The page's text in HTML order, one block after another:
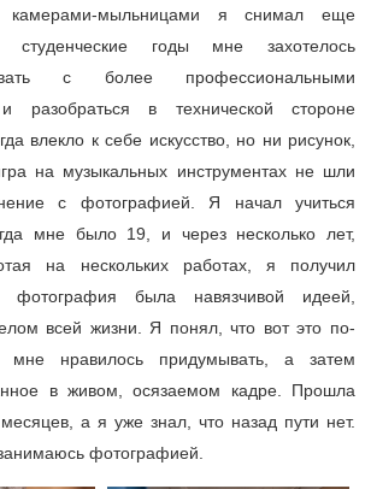
камерами-мыльницами я снимал еще
годы мне захотелось
с более профессиональными
разобраться в технической стороне
влекло к себе искусство, но ни рисунок,
на музыкальных инструментах не шли
с фотографией. Я начал учиться
мне было 19, и через несколько лет,
на нескольких работах, я получил
фотография была навязчивой идеей,
всей жизни. Я понял, что вот это по-
мне нравилось придумывать, а затем
в живом, осязаемом кадре. Прошла
а я уже знал, что назад пути нет.
фотографией.